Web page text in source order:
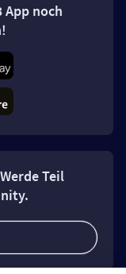
App noch
Teil